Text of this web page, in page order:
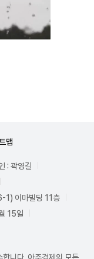
맵
: 곽영길
1) 이마빌딩 11층
15일